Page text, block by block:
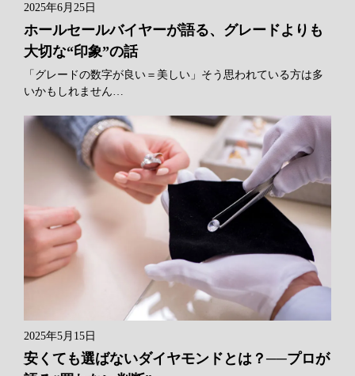
2025年6月25日
ホールセールバイヤーが語る、グレードよりも
大切な“印象”の話
「グレードの数字が良い＝美しい」そう思われている方は多
いかもしれません…
2025年5月15日
安くても選ばないダイヤモンドとは？──プロが